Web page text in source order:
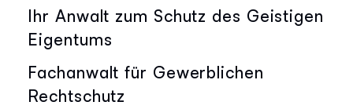
Ihr Anwalt zum Schutz des Geistigen
Eigentums
Fachanwalt für Gewerblichen
Rechtschutz